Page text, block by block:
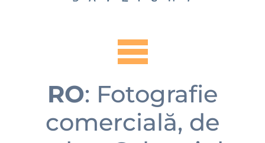
RO: Fotografie
comercială, de